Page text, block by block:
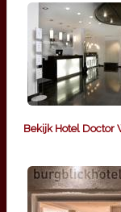
Bekijk Hotel Doctor